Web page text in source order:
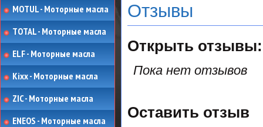
MOTUL - Моторные масла
TOTAL - Моторные масла
ELF - Моторные масла
Kixx - Моторные масла
ZIC - Моторные масла
ENEOS - Моторные масла
Отзывы
Открыть
Пока нет отзывов
Оставить отзыв